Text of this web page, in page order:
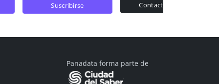
suscribirse contactar ventas
Panadata forma parte de